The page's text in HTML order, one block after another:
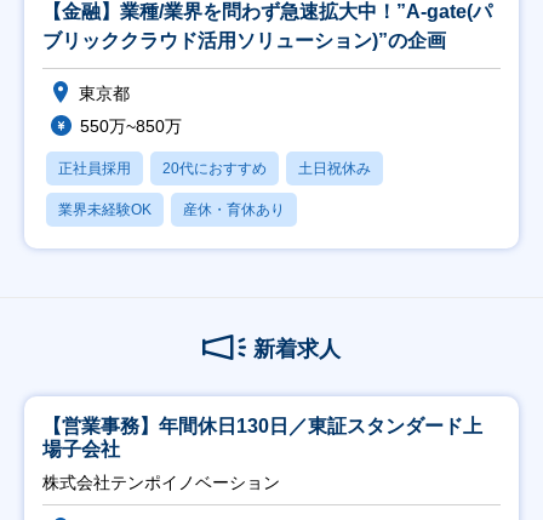
【金融】業種/業界を問わず急速拡大中！”A-gate(パ
ブリッククラウド活用ソリューション)”の企画
東京都
550万~850万
正社員採用 20代におすすめ 土日祝休み
業界未経験OK 産休・育休あり
新着求人
【営業事務】年間休日130日／東証スタンダード上
場子会社
株式会社テンポイノベーション